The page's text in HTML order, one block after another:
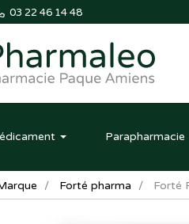
03 22 46 14 48
Parapharmacie
Forté pharma Forté